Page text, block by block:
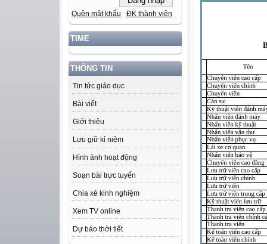
Quên mật khẩu ĐK thành viên
TIME
THÔNG TIN
Tin tức giáo dục
Bài viết
Giới thiệu
Lưu giữ kỉ niệm
Hình ảnh hoạt động
Soạn bài trực tuyến
Chia xẻ kinh nghiệm
Xem TV online
Dự báo thời tiết